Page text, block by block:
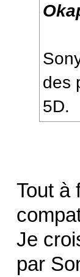
des
5D.
Tout à
Je
par